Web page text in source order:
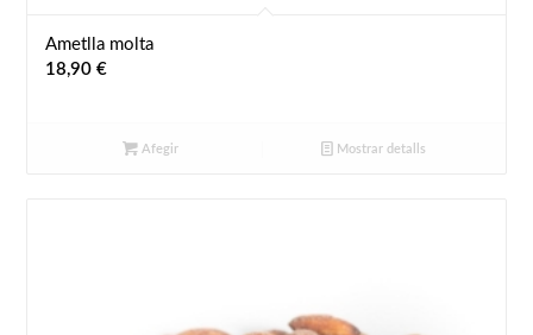
Ametlla molta
18,90€
Afegir Mostrar detalls